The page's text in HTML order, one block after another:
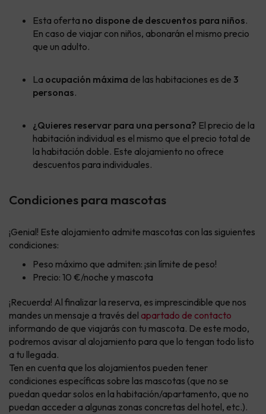
Esta oferta no dispone de descuentos para niños.
En caso de viajar con niños, abonarán el mismo precio
que un adulto.
La ocupación máxima de las habitaciones es de 3
personas.
¿Quieres reservar para una persona? El precio de la
habitación individual es el mismo que el precio total de
la habitación doble. Este alojamiento no ofrece
descuentos para individuales.
Condiciones para mascotas
¡Genial! Este alojamiento admite mascotas con las siguientes
condiciones:
Peso máximo que admiten: ¡sin límite de peso!
Precio: 10 €/noche y mascota
¡Recuerda! Al finalizar la reserva, es imprescindible que nos
mandes un mensaje a través del apartado de contacto
informando de que viajarás con tu mascota. De este modo,
podremos avisar al alojamiento para que lo tengan todo listo
a tu llegada.
Ten en cuenta que los alojamientos pueden tener
condiciones específicas sobre las mascotas (que no se
puedan quedar solos en la habitación/apartamento, que no
puedan acceder a algunas zonas concretas del hotel, etc.).